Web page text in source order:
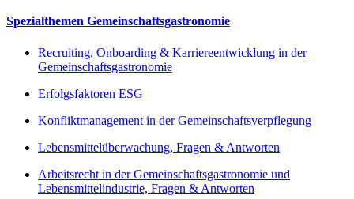
Spezialthemen Gemeinschaftsgastronomie
Recruiting, Onboarding & Karriereentwicklung in der
Gemeinschaftsgastronomie
Erfolgsfaktoren ESG
Konfliktmanagement in der Gemeinschaftsverpflegung
Lebensmittelüberwachung, Fragen & Antworten
Arbeitsrecht in der Gemeinschaftsgastronomie und
Lebensmittelindustrie, Fragen & Antworten